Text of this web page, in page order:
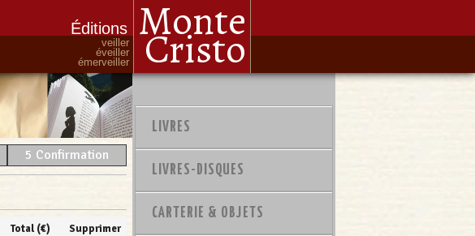
Éditions Monte
Cristo
veiller
éveiller
émerveiller
5 Confirmation
Total (€) Supprimer
LIVRES
LIVRES-DISQUES
CARTERIE & OBJETS